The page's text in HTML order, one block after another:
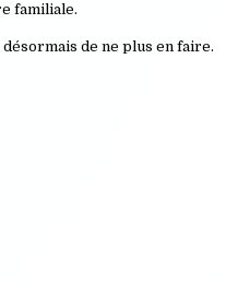
familiale.
de ne plus en faire.